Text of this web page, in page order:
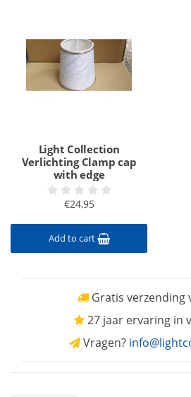
Light Collection
Verlichting Clamp cap
with edge
€24,95
Add to cart
Gratis verzending
27 jaar ervaring in
Vragen?